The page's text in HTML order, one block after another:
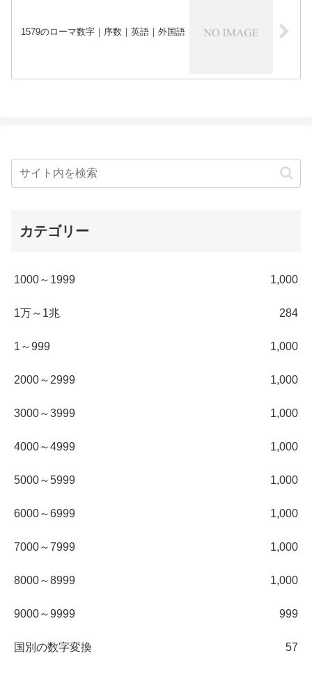
1579のローマ数字｜序数｜英語｜外国語
カテゴリー
1000～1999 1,000
1万～1兆 284
1～999 1,000
2000～2999 1,000
3000～3999 1,000
4000～4999 1,000
5000～5999 1,000
6000～6999 1,000
7000～7999 1,000
8000～8999 1,000
9000～9999 999
国別の数字変換 57